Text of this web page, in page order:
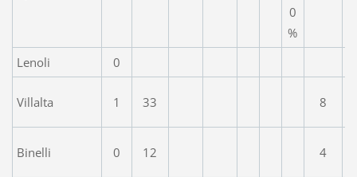
0
%
Lenoli 0
Villalta 1 33 8
Binelli 0 12 4